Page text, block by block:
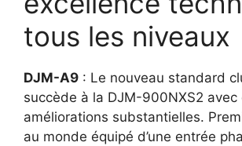
tous les niveaux
DJM-A9 : Le nouveau standard
succède à la DJM-900NXS2 avec
améliorations substantielles.
au monde équipé d’une entrée